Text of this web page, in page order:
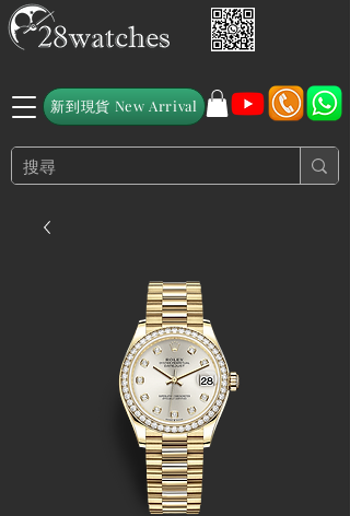
新到現貨 New Arrival